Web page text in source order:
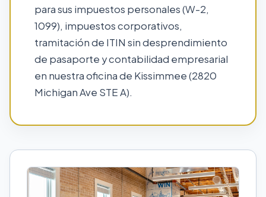
para sus impuestos personales (W-2,
1099), impuestos corporativos,
tramitación de ITIN sin desprendimiento
de pasaporte y contabilidad empresarial
en nuestra oficina de Kissimmee (2820
Michigan Ave STE A).